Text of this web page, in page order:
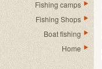
Fishing camps
Fishing Shops
Boat fishing
Home